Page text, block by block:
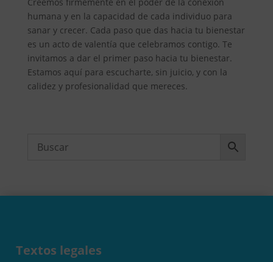
humana y en la capacidad de cada individuo para
sanar y crecer. Cada paso que das hacia tu bienestar
es un acto de valentía que celebramos contigo. Te
invitamos a dar el primer paso hacia tu bienestar.
Estamos aquí para escucharte, sin juicio, y con la
calidez y profesionalidad que mereces.
Textos legales